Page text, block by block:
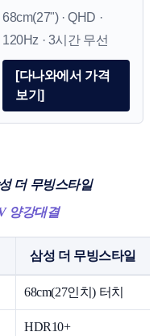
68cm(27") · QHD ·
120Hz · 3시간 무선
[다나와에서 가격
보기]
더 무빙스타일
양강대결
삼성 더 무빙스타일
68cm(27인치) 터치
HDR10+